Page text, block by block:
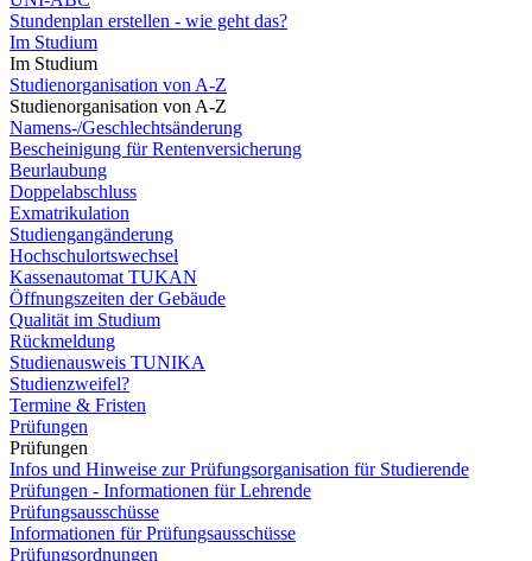
Stundenplan erstellen - wie geht das?
Im Studium
Im Studium
Studienorganisation von A-Z
Studienorganisation von A-Z
Namens-/Geschlechtsänderung
Bescheinigung für Rentenversicherung
Beurlaubung
Doppelabschluss
Exmatrikulation
Studiengangänderung
Hochschulortswechsel
Kassenautomat TUKAN
Öffnungszeiten der Gebäude
Qualität im Studium
Rückmeldung
Studienausweis TUNIKA
Studienzweifel?
Termine & Fristen
Prüfungen
Prüfungen
Infos und Hinweise zur Prüfungsorganisation für Studierende
Prüfungen - Informationen für Lehrende
Prüfungsausschüsse
Informationen für Prüfungsausschüsse
Prüfungsordnungen